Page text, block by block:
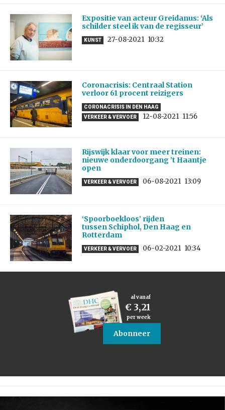
Expositie van acteur Greidanus: ‘Als
schilder steel ik van de regisseur’
KUNST 27-08-2021 10:32
Coronacrisis: Centraal Station
verloor 61 procent reizigers
CORONACRISIS IN DEN HAAG
VERKEER & VERVOER
12-08-2021 11:56
Rijswijk klaar voor meer treinen:
nieuwe onderdoorgang ’t Haantje
open
VERKEER & VERVOER 06-08-2021 13:09
‘Spoorboekloos’ rijden
tussen Schiphol, Den Haag en
Rotterdam
VERKEER & VERVOER 06-02-2021 10:34
al vanaf
€ 3,21
per week
Abonneer